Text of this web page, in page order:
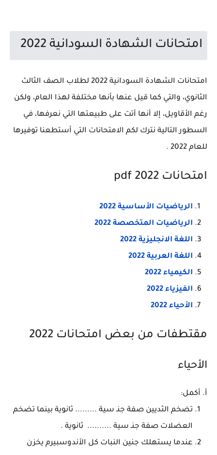
امتحانات الشهادة السودانية 2022
امتحانات الشهادة السودانية 2022 لطلاب الصف الثالث
الثانوي، والتي كما قيل عنها بأنها مختلفة لهذا العام، ولكن
رغم الأقاويل، إلا أنها أتت على طبيعتها التي نعرفها، في
السطور التالية نترك لكم الامتحانات التي أستطعنا توفيرها
للعام 2022 .
امتحانات 2022 pdf
الرياضيات الأساسية 2022
الرياضيات المتخصصة 2022
اللغة الانجليزية 2022
اللغة العربية 2022
الكيمياء 2022
الفيزياء 2022
الأحياء 2022
مقتطفات من بعض امتحانات 2022
الأحياء
أ. أكمل:
تضخم الثديين صفة جنـ سية ......... ثانوية بينما تضخم
العضلات صفة جنـ سية .......... ثانوية .
عندما يستهلك جنين النبات كل الأندوسبيرم يخزن